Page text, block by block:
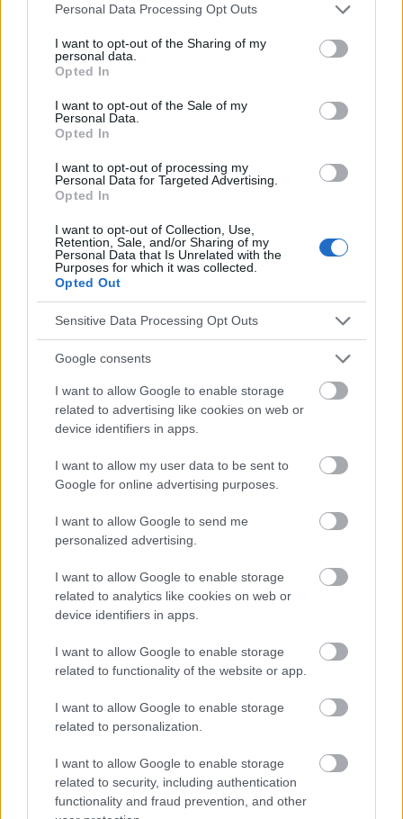
Please note that this website/app uses one or more Google
not limited to your visit or usage behaviour. You may click to
grant or deny consent to Google and its third-party tags to
use your data for below specified purposes in below Google
consent section.
Personal Data Processing Opt Outs
I want to opt-out of the Sharing of my
personal data.
Opted In
I want to opt-out of the Sale of my
Personal Data.
Opted In
I want to opt-out of processing my
Personal Data for Targeted Advertising.
Opted In
I want to opt-out of Collection, Use,
Retention, Sale, and/or Sharing of my
Personal Data that Is Unrelated with the
Purposes for which it was collected.
Opted Out
Sensitive Data Processing Opt Outs
Google consents
I want to allow Google to enable storage
related to advertising like cookies on web or
device identifiers in apps.
I want to allow my user data to be sent to
Google for online advertising purposes.
I want to allow Google to send me
personalized advertising.
I want to allow Google to enable storage
related to analytics like cookies on web or
device identifiers in apps.
I want to allow Google to enable storage
related to functionality of the website or app.
I want to allow Google to enable storage
related to personalization.
I want to allow Google to enable storage
related to security, including authentication
functionality and fraud prevention, and other
d'en trouver la cause, car les interventions
thérapeutiques nécessaires peuvent varier en
fonction de l'origine du problème. Les
dysautonomies
incurables, mais lorsque le problème survient en
relation avec la présence d'une autre affection (par
exemple, le diabète sucré), son traitement approprié
peut conduire à une réduction de la gravité des
symptômes de la dysautonomie, voire à leur
Utile? Partagez-le sur Facebook!
Vous voulez rester informé ? Suivez-
News
Dysautonomie Symptômes de dysautonomie
Système nerveux autonome
Catégories médicales
Autres troubles du système nerveux Diabète
Diabète sucré insulinodépendant
Diabète sucré insulino-dépendant